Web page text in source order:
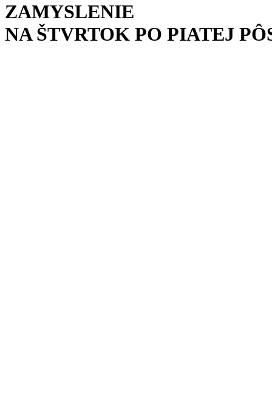
ZAMYSLENIE
NA ŠTVRTOK PO PIATEJ